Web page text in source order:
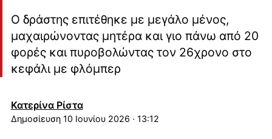
Ο δράστης επιτέθηκε με μεγάλο μένος,
μαχαιρώνοντας μητέρα και γιο πάνω από 20
φορές και πυροβολώντας τον 26χρονο στο
κεφάλι με φλόμπερ
Κατερίνα Ρίστα
10 Ιουνίου 2026 · 13:12